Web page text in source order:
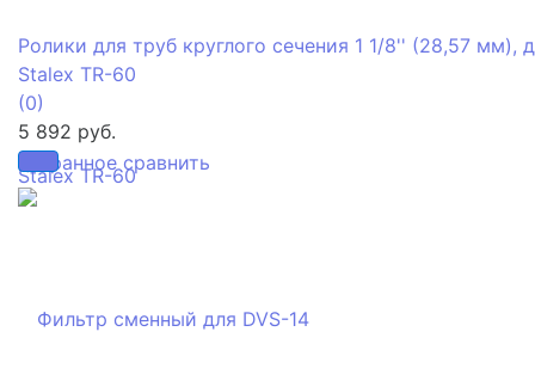
избранное сравнить
Ролики для труб круглого сечения 1 1/8'' (28,57 мм),
Stalex TR-60
(0)
5 892 руб.